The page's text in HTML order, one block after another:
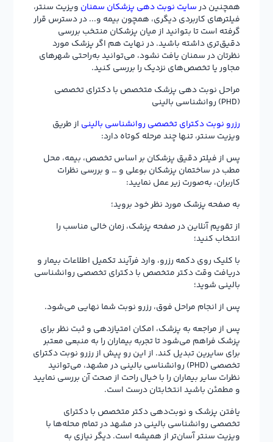
همچنین درسایت نوبت دهی پزشکان سمنان ویزیت سنتر،
فیلترهای کاربردی دیگری، همچون بیمه و... در دسترس قرار
گرفته است تا بتوانید از میان پزشکان منتخب بررسی
دقیق‌تری داشته باشید. در نهایت هم اگر پزشک مورد
نظرتان در سمنان یافت نشود، می‌توانید به‌راحتی شهرهای
مجاور یا تخصص‌های نزدیک را بررسی کنید.
مراحل نوبت دهی پزشک متخصص با دکترای تخصصی
(PHD) روانشناسی بالینی
رزرو نوبت دکترای تخصصی روانشناسی بالینی از طریق
ویزیت سنتر، تنها چند مرحله کوتاه دارد:
پس از فیلتر دقیق پزشکان بر اساس تخصص، بیمه، محل
مطب در ساختمان پزشکان بوعلی و … و بررسی نظرات
کاربران، به‌صورت زیر عمل نمایید:
به صفحه پزشک مورد نظر خود بروید؛
از تقویم آنلاین در صفحه پزشک، زمان خالی مناسب را
انتخاب کنید؛
با کلیک روی دکمه رزرو، وارد فرآیند تکمیل اطلاعات بیمار و
دریافت وقت دکتر متخصص با دکترای تخصصی روانشناسی
بالینی شوید؛
پس از انجام مراحل فوق، رزرو نوبت شما نهایی می‌شود.
پس از مراجعه به پزشک، امکان امتیازدهی و ثبت نظر برای
پزشک فراهم می‌شود تا تجربه بیماران را به منبعی معتبر
برای سایرین تبدیل کند. از این رو پیش از رزرو نوبت دکترای
تخصصی (PHD) روانشناسی بالینی در مشهد، می‌توانید
نظرات سایر بیماران را با خیال راحت از صحت آن بررسی نمایید
و مطمئن باشید انتخابتان درست است.
یافتن پزشک و نوبت‌دهی دکتر متخصص با دکترای
تخصصی روانشناسی بالینی در مشهد در تمام محله‌ها با
ویزیت سنتر آسان‌تر از همیشه است. دیگر نیازی به